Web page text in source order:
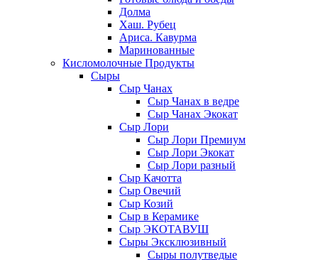
Долма
Хаш. Рубец
Ариса. Кавурма
Маринованные
Кисломолочные Продукты
Сыры
Сыр Чанах
Сыр Чанах в ведре
Сыр Чанах Экокат
Сыр Лори
Сыр Лори Премиум
Сыр Лори Экокат
Сыр Лори разный
Сыр Качотта
Сыр Овечий
Сыр Козий
Сыр в Керамике
Сыр ЭКОТАВУШ
Сыры Эксклюзивный
Сыры полутведые